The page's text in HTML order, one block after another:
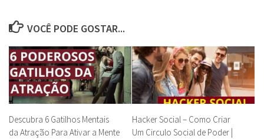
VOCÊ PODE GOSTAR...
Descubra 6 Gatilhos Mentais
da Atração Para Ativar a Mente
Hacker Social – Como Criar
Um Circulo Social de Poder |